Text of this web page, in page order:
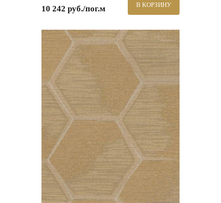
10 242 руб./пог.м В КОРЗИНУ